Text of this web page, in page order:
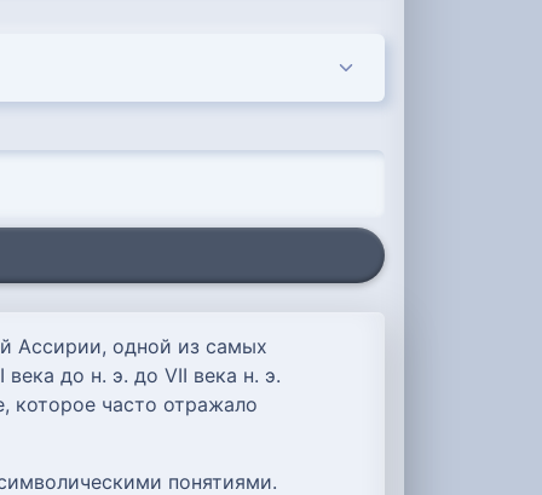
Ассирии, одной из самых
до н. э. до VII века н. э.
которое часто отражало
понятиями.